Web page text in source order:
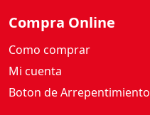
Compra Online
Como comprar
Mi cuenta
Boton de Arrepentimiento